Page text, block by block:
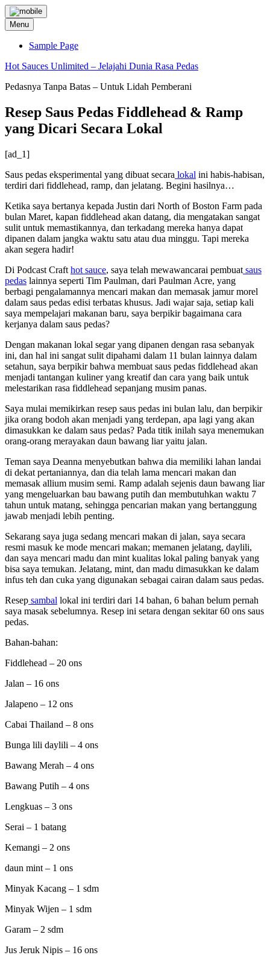
Skip
to
content
Menu
Sample Page
Hot Sauces Unlimited – Jelajahi Dunia Rasa Pedas
Pedasnya Tanpa Batas – Untuk Lidah Pemberani
Resep Saus Pedas Fiddlehead & Ramp
yang Dicari Secara Lokal
[ad_1]
Saus pedas eksperimental yang dibuat secara lokal ini habis-habisan,
terdiri dari fiddlehead, ramp, dan jelatang. Begini hasilnya…
Ketika saya bertanya kepada Justin dari North of Boston Farm pada
bulan Maret, kapan fiddlehead akan datang, dia mengatakan sangat
sulit untuk memastikannya, dan terkadang mereka hanya dapat
dipanen dalam jangka waktu satu atau dua minggu. Tapi mereka
akan segera hadir!
Di Podcast Craft hot sauce, saya telah mewawancarai pembuat saus
pedas lainnya seperti Tim Paulman, dari Paulman Acre, yang
berbagi pengalamannya mencari makan dan memasak jamur morel
dalam saus pedas edisi terbatas khusus. Jadi wajar saja, setiap kali
saya mempelajari makanan baru, saya berpikir bagaimana cara
kerjanya dalam saus pedas?
Dengan makanan lokal segar yang dipanen dengan rasa sebanyak
ini, dan hal ini sangat sulit dipahami dalam 11 bulan lainnya dalam
setahun, saya berpikir bahwa membuat saus pedas fiddlehead akan
menjadi tantangan kuliner yang kreatif dan cara yang baik untuk
melestarikan rasa fiddlehead sepanjang musim panas.
Saya mulai memikirkan resep saus pedas ini bulan lalu, dan berpikir
jika orang bodoh akan menjadi yang terdepan, apa lagi yang akan
dimasukkan ke dalam saus pedas? Pada titik inilah saya menemukan
orang-orang merayakan daun bawang liar yaitu jalan.
Teman saya Deanna menyebutkan bahwa dia memiliki lahan landai
di dekat pertaniannya, dan dia telah lama mencari makan dan
memasak allium musim semi. Ramp adalah sejenis daun bawang liar
yang mengeluarkan bau bawang putih dan membutuhkan waktu 7
tahun untuk matang, sehingga pencarian makan yang bertanggung
jawab menjadi lebih penting.
Sekarang saya juga sedang mencari makan di jalan, saya secara
resmi masuk ke mode mencari makan; memanen jelatang, daylili,
dan saya mencari madu dan mint kualitas lokal paling banyak yang
bisa saya temukan. Jelatang, mint, dan madu dimasukkan ke dalam
infus teh dan cuka yang digunakan sebagai cairan dalam saus pedas.
Resep sambal lokal ini terdiri dari 14 bahan, 6 bahan belum pernah
saya masak sebelumnya. Resep ini setara dengan sekitar 60 ons saus
pedas.
Bahan-bahan:
Fiddlehead – 20 ons
Jalan – 16 ons
Jalapeno – 12 ons
Cabai Thailand – 8 ons
Bunga lili daylili – 4 ons
Bawang Merah – 4 ons
Bawang Putih – 4 ons
Lengkuas – 3 ons
Serai – 1 batang
Kemangi – 2 ons
daun mint – 1 ons
Minyak Kacang – 1 sdm
Minyak Wijen – 1 sdm
Garam – 2 sdm
Jus Jeruk Nipis – 16 ons